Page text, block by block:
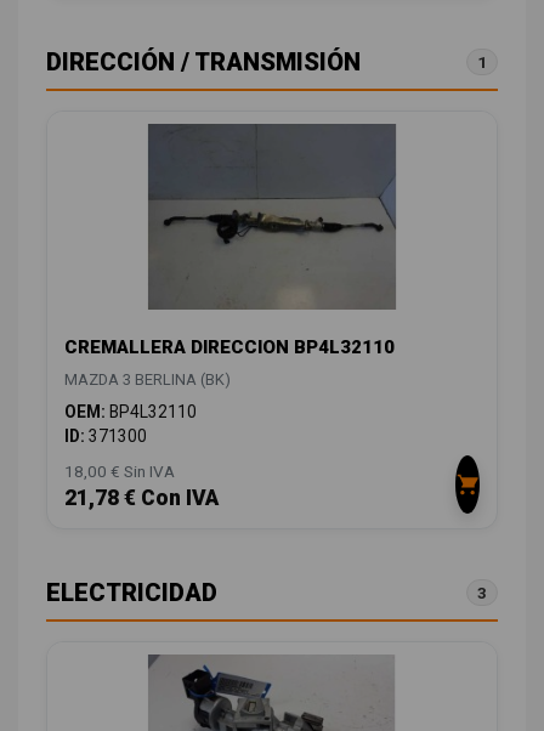
DIRECCIÓN / TRANSMISIÓN 1
CREMALLERA DIRECCION BP4L32110
MAZDA 3 BERLINA (BK)
OEM: BP4L32110
ID: 371300
18,00 € Sin IVA
21,78 € Con IVA
ELECTRICIDAD 3